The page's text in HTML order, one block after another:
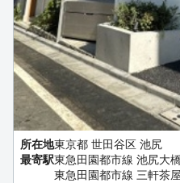
所在地東京都 世田谷区 池尻
最寄駅東急田園都市線 池尻大
東急田園都市線 三軒茶